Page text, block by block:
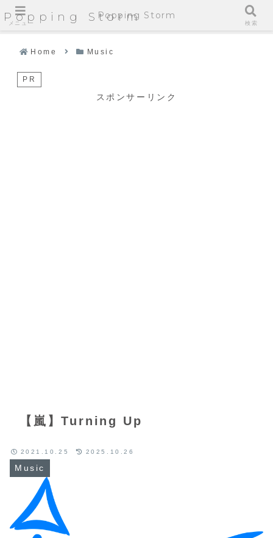
Popping Storm
Home Music
PR
スポンサーリンク
【嵐】Turning Up
Music
2021.10.25 2025.10.26
メニュー
Popping Storm
検索